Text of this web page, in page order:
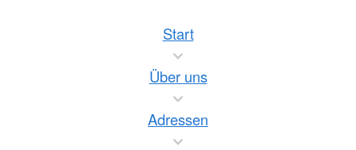
Start
Über uns
Adressen